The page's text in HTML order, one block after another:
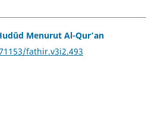
Menurut Al-Qur’an
fathir.v3i2.493